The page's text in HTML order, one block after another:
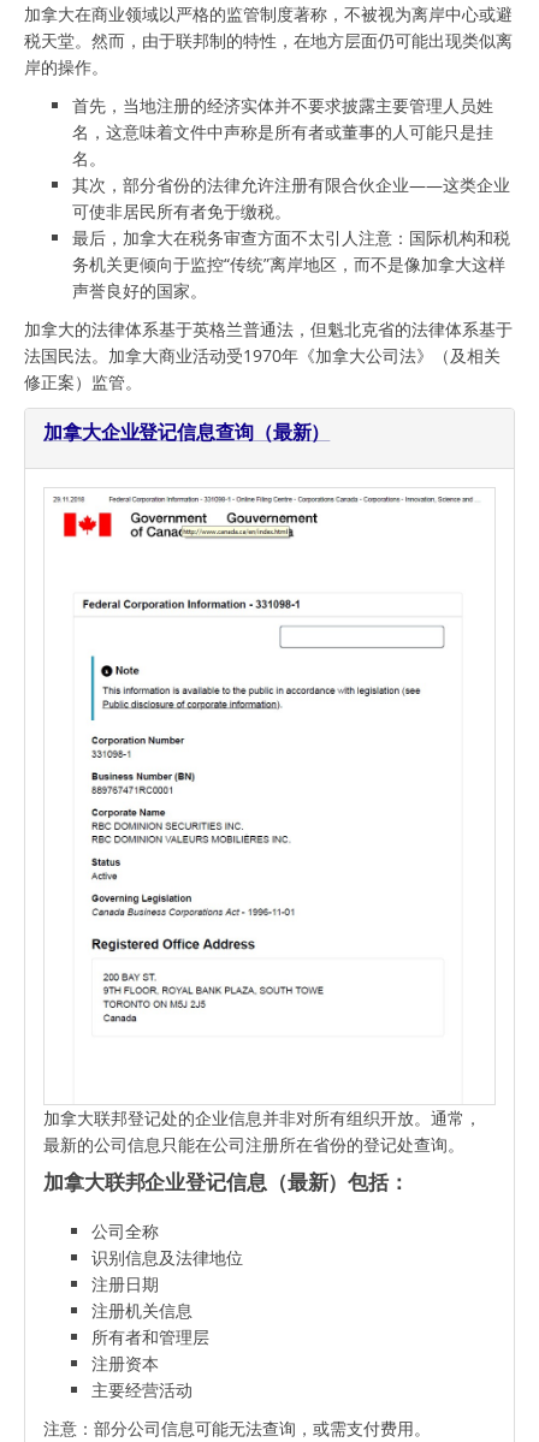
加拿大在商业领域以严格的监管制度著称，不被视为离岸中心或避
税天堂。然而，由于联邦制的特性，在地方层面仍可能出现类似离
岸的操作。
首先，当地注册的经济实体并不要求披露主要管理人员姓
名，这意味着文件中声称是所有者或董事的人可能只是挂
名。
其次，部分省份的法律允许注册有限合伙企业——这类企业
可使非居民所有者免于缴税。
最后，加拿大在税务审查方面不太引人注意：国际机构和税
务机关更倾向于监控“传统”离岸地区，而不是像加拿大这样
声誉良好的国家。
加拿大的法律体系基于英格兰普通法，但魁北克省的法律体系基于
法国民法。加拿大商业活动受1970年《加拿大公司法》（及相关
修正案）监管。
加拿大企业登记信息查询（最新）
加拿大联邦登记处的企业信息并非对所有组织开放。通常，
最新的公司信息只能在公司注册所在省份的登记处查询。
加拿大联邦企业登记信息（最新）包括：
公司全称
识别信息及法律地位
注册日期
注册机关信息
所有者和管理层
注册资本
主要经营活动
注意：部分公司信息可能无法查询，或需支付费用。